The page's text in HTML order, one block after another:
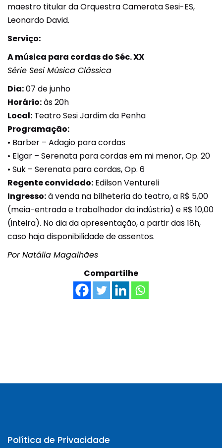
maestro titular da Orquestra Camerata Sesi-ES,
Leonardo David.
Serviço:
A música para cordas do Séc. XX
Série Sesi Música Clássica
Dia:07 de junho
Horário:às 20h
Local: Teatro Sesi Jardim da Penha
Programação:
• Barber – Adagio para cordas
• Elgar – Serenata para cordas em mi menor, Op. 20
• Suk – Serenata para cordas, Op. 6
Regente convidado: Edilson Ventureli
Ingresso:à venda na bilheteria do teatro, a R$ 5,00
(meia-entrada e trabalhador da indústria) e R$ 10,00
(inteira). No dia da apresentação, a partir das 18h,
caso haja disponibilidade de assentos.
Por Natália Magalhães
Compartilhe
Política de Privacidade